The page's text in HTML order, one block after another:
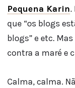
Pequena Karin.
que “os blogs
blogs” e etc.
contra a maré e
Calma, calma.